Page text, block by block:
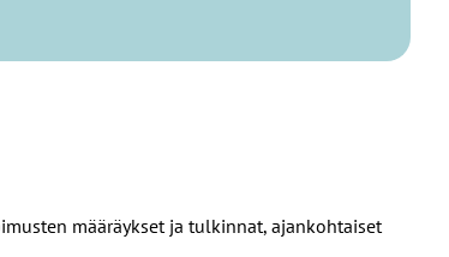
määräykset ja tulkinnat, ajankohtaiset